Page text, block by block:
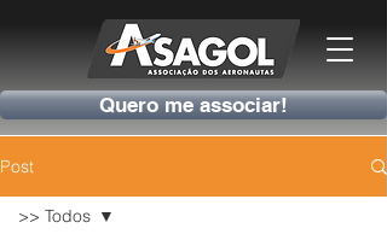
Quero me associar!
Post
>> Todos